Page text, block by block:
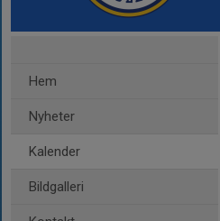
Hem
Nyheter
Kalender
Bildgalleri